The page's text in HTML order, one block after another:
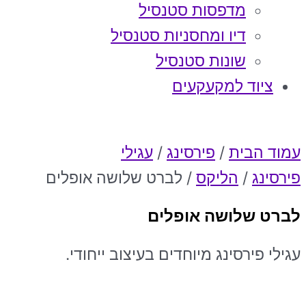
מדפסות סטנסיל
דיו ומחסניות סטנסיל
שונות סטנסיל
ציוד למקעקעים
עמוד הבית / פירסינג / עגילי
פירסינג / הליקס / לברט שלושה אופלים
לברט שלושה אופלים
עגילי פירסינג מיוחדים בעיצוב ייחודי.